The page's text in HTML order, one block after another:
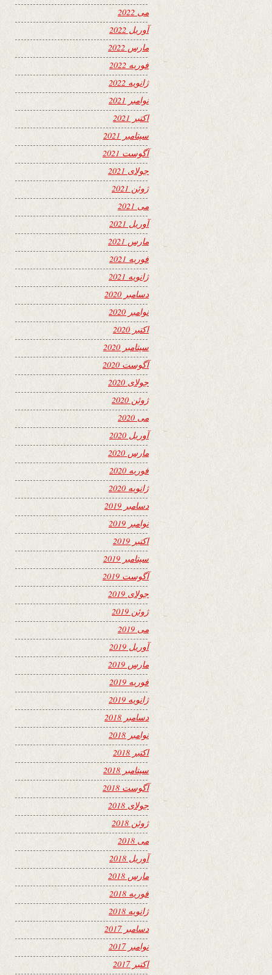
می 2022
آوریل 2022
مارس 2022
فوریه 2022
ژانویه 2022
نوامبر 2021
اکتبر 2021
سپتامبر 2021
آگوست 2021
جولای 2021
ژوئن 2021
می 2021
آوریل 2021
مارس 2021
فوریه 2021
ژانویه 2021
دسامبر 2020
نوامبر 2020
اکتبر 2020
سپتامبر 2020
آگوست 2020
جولای 2020
ژوئن 2020
می 2020
آوریل 2020
مارس 2020
فوریه 2020
ژانویه 2020
دسامبر 2019
نوامبر 2019
اکتبر 2019
سپتامبر 2019
آگوست 2019
جولای 2019
ژوئن 2019
می 2019
آوریل 2019
مارس 2019
فوریه 2019
ژانویه 2019
دسامبر 2018
نوامبر 2018
اکتبر 2018
سپتامبر 2018
آگوست 2018
جولای 2018
ژوئن 2018
می 2018
آوریل 2018
مارس 2018
فوریه 2018
ژانویه 2018
دسامبر 2017
نوامبر 2017
اکتبر 2017